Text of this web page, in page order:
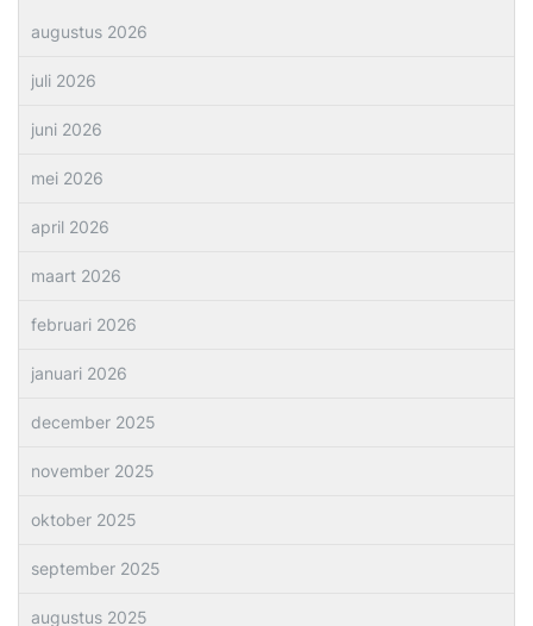
augustus 2026
juli 2026
juni 2026
mei 2026
april 2026
maart 2026
februari 2026
januari 2026
december 2025
november 2025
oktober 2025
september 2025
augustus 2025